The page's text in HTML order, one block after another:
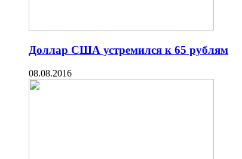
Доллар США устремился к 65 рублям
08.08.2016